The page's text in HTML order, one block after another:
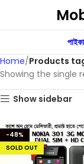
Home Products
Showing the single
Show sidebar
-48%
SOLD OUT